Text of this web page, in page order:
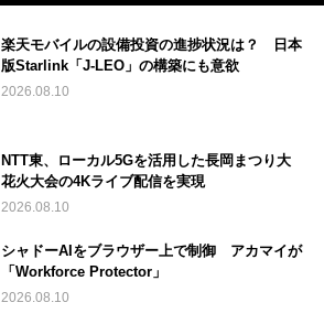
楽天モバイルの設備投資の進捗状況は？ 日本
版Starlink「J-LEO」の構築にも意欲
2026.08.10
NTT東、ローカル5Gを活用した長岡まつり大
花火大会の4Kライブ配信を実現
2026.08.10
シャドーAIをブラウザー上で制御 アカマイが
「Workforce Protector」
2026.08.10